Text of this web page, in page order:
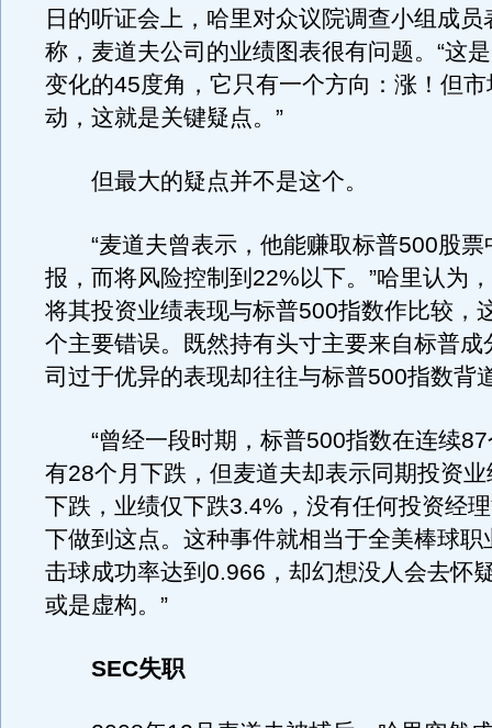
日的听证会上，哈里对众议院调查小组成员
称，麦道夫公司的业绩图表很有问题。“这
变化的45度角，它只有一个方向：涨！但
动，这就是关键疑点。”
但最大的疑点并不是这个。
“麦道夫曾表示，他能赚取标普500股票
报，而将风险控制到22%以下。”哈里认为
将其投资业绩表现与标普500指数作比较，
个主要错误。既然持有头寸主要来自标普成
司过于优异的表现却往往与标普500指数背
“曾经一段时期，标普500指数在连续87
有28个月下跌，但麦道夫却表示同期投资
下跌，业绩仅下跌3.4%，没有任何投资经
下做到这点。这种事件就相当于全美棒球职
击球成功率达到0.966，却幻想没人会去怀
或是虚构。”
SEC失职